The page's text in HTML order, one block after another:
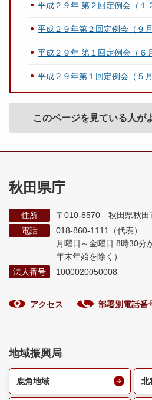
平成２９年 第２回定例会（１
平成２９年第２回定例会（９
平成２９年 第１回定例会（６
平成２９年第１回定例会（５
このページを見ている人が
秋田県庁
住所
〒010-8570 秋田県秋田
電話
018-860-1111（代表）
月曜日～金曜日 8時30分
年末年始を除く）
法人番号
1000020050008
アクセス 部署別電話番
地域振興局
鹿角地域 北